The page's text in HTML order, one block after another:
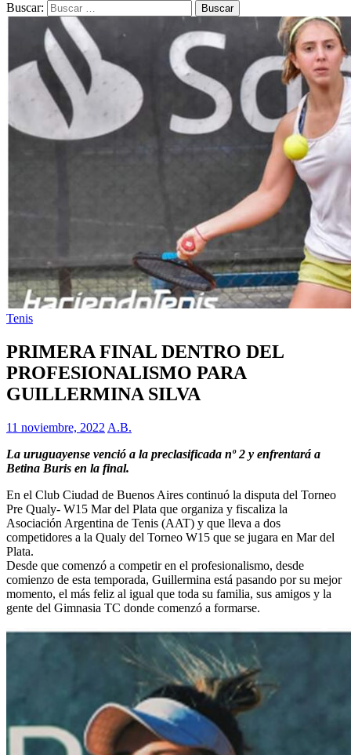
Buscar:
Tenis
PRIMERA FINAL DENTRO DEL
PROFESIONALISMO PARA
GUILLERMINA SILVA
11 noviembre, 2022 A.B.
La uruguayense venció a la preclasificada nº 2 y enfrentará a
Betina Buris en la final.
En el Club Ciudad de Buenos Aires continuó la disputa del Torneo
Pre Qualy- W15 Mar del Plata que organiza y fiscaliza la
Asociación Argentina de Tenis (AAT) y que lleva a dos
competidores a la Qualy del Torneo W15 que se jugara en Mar del
Plata.
Desde que comenzó a competir en el profesionalismo, desde
comienzo de esta temporada, Guillermina está pasando por su mejor
momento, el más feliz al igual que toda su familia, sus amigos y la
gente del Gimnasia TC donde comenzó a formarse.